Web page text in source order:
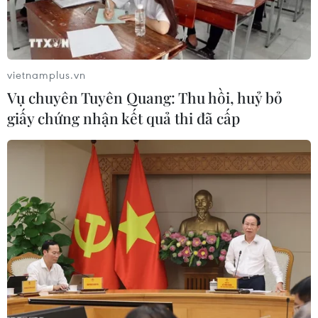
(TTXVN/Vietnam+)
#Việt Nam-Israel #Sinh viên Việt Nam
#Thực tập sinh
#nông nghiệp công nghệ cao
#Tu nghiệp sinh
vietnamplus.vn
Vụ chuyên Tuyên Quang: Thu hồi, huỷ bỏ
giấy chứng nhận kết quả thi đã cấp